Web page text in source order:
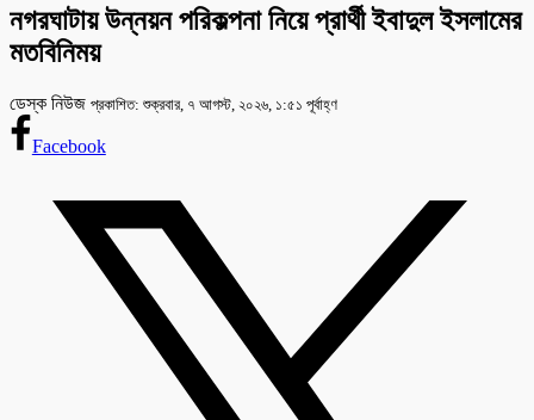
নগরঘাটায় উন্নয়ন পরিকল্পনা নিয়ে প্রার্থী ইবাদুল ইসলামের
মতবিনিময়
ডেস্ক নিউজ প্রকাশিত: শুক্রবার, ৭ আগস্ট, ২০২৬, ১:৫১ পূর্বাহ্ণ
Facebook